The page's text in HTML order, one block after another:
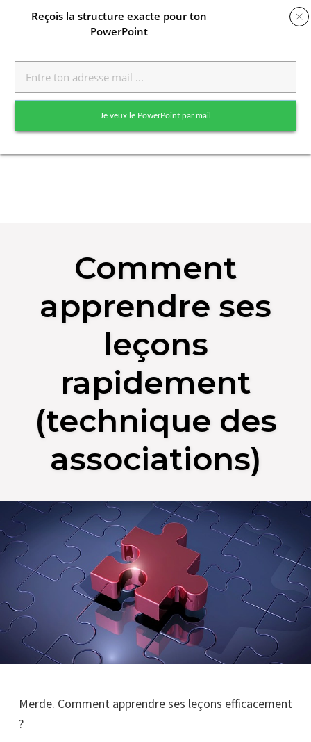
Comment
apprendre ses
leçons
rapidement
(technique des
associations)
Merde. Comment apprendre ses leçons efficacement
?
Reçois la structure exacte pour ton
PowerPoint
Je veux le PowerPoint par mail